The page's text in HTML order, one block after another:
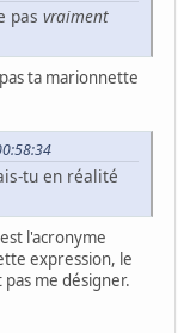
pas vraiment
ta marionnette
tu en réalité
l'acronyme
expression, le
me désigner.